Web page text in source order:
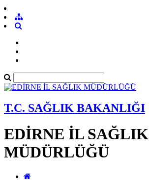
T.C. SAĞLIK BAKANLIĞI
EDİRNE İL SAĞLIK
MÜDÜRLÜĞÜ